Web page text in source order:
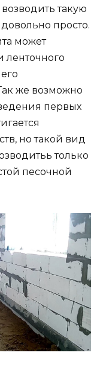
такую
просто.
может
ленточного
же возможно
первых
но такой вид
только
песочной